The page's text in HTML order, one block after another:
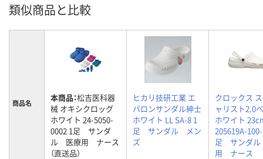
類似商品と比較
商品名 本商品：松吉医科器
械 オキシクロッグ
ホワイト 24-5050-
0002 1足 サンダ
ル 医療用 ナース
（直送品）
ヒカリ技研工業 エ
バロンサンダル紳士
ホワイト LL SA-8 1
足 サンダル メン
ズ
クロックス
ャリスト2.0
ホワイト
205619A-
足 サンダ
用 ナース